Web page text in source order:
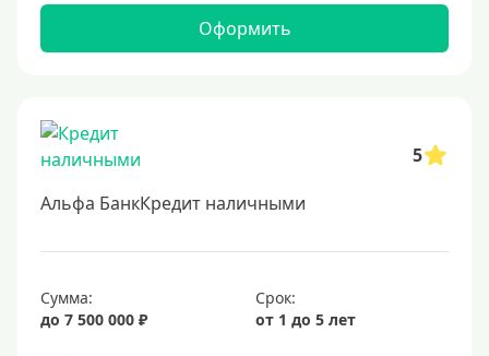
2 месяца
3 месяца
Ставка
Низкий процент
6%
6,5%
Оформить
5
Альфа БанкКредит наличными
Сумма:
до 7 500 000 ₽
Срок:
от 1 до 5 лет